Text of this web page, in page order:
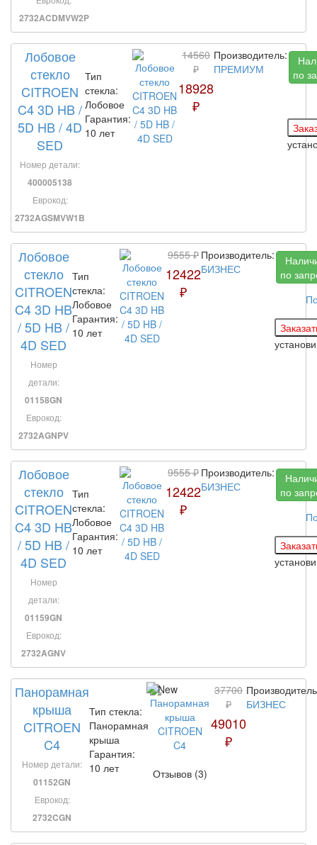
2732ACDMVW2P
Лобовое
стекло
CITROEN
C4 3D HB /
5D HB / 4D
SED
Номер детали:
400005138
Еврокод:
2732AGSMVW1B
Тип
стекла:
Лобовое
Гарантия:
10 лет
14560
₽
18928
₽
Производитель:
ПРЕМИУМ
по
Лобовое
стекло
CITROEN
C4 3D HB
/ 5D HB /
4D SED
Номер
детали:
01158GN
Еврокод:
2732AGNPV
Тип
стекла:
Лобовое
Гарантия:
10 лет
9555 ₽
12422
₽
Производитель:
БИЗНЕС
по
Лобовое
стекло
CITROEN
C4 3D HB
/ 5D HB /
4D SED
Номер
детали:
01159GN
Еврокод:
2732AGNV
Тип
стекла:
Лобовое
Гарантия:
10 лет
9555 ₽
12422
₽
Производитель:
БИЗНЕС
по
Панорамная
крыша
CITROEN
C4
Номер детали:
01152GN
Еврокод:
2732CGN
Тип стекла:
Панорамная
крыша
Гарантия:
10 лет
Отзывов (3)
37700
₽
49010
₽
БИЗНЕС